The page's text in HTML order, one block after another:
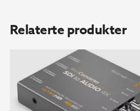
Relaterte produkter